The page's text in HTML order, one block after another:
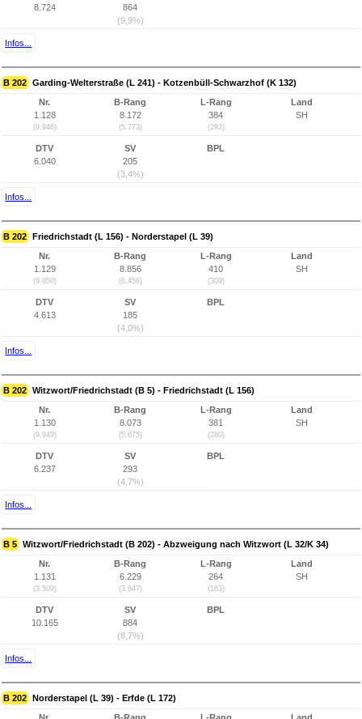
8.724
864
(9,9%)
Infos...
B 202 Garding-Welterstraße (L 241) - Kotzenbüll-Schwarzhof (K 132)
Nr.
1.128
(9.946)
B-Rang
8.172
(5.773)
L-Rang
384
(283)
Land
SH
DTV
6.040
SV
205
(3,4%)
BPL
Infos...
B 202 Friedrichstadt (L 156) - Norderstapel (L 39)
Nr.
1.129
(9.950)
B-Rang
8.856
(6.456)
L-Rang
410
(309)
Land
SH
DTV
4.613
SV
185
(4,0%)
BPL
Infos...
B 202 Witzwort/Friedrichstadt (B 5) - Friedrichstadt (L 156)
Nr.
1.130
(9.949)
B-Rang
8.073
(5.675)
L-Rang
381
(280)
Land
SH
DTV
6.237
SV
293
(4,7%)
BPL
Infos...
B 5 Witzwort/Friedrichstadt (B 202) - Abzweigung nach Witzwort (L 32/K 34)
Nr.
1.131
(3.509)
B-Rang
6.229
(3.847)
L-Rang
264
(163)
Land
SH
DTV
10.165
SV
884
(8,7%)
BPL
Infos...
B 202 Norderstapel (L 39) - Erfde (L 172)